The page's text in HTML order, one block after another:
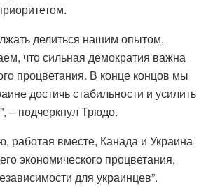
делиться нашим опытом,
что сильная демократия важна
процветания. В конце концов мы
достичь стабильности и усилить
– подчеркнул Трюдо.
работая вместе, Канада и Украина
экономического процветания,
для украинцев”.